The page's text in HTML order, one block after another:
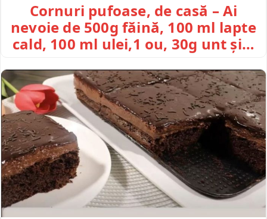
Cornuri pufoase, de casă – Ai
nevoie de 500g făină, 100 ml lapte
cald, 100 ml ulei,1 ou, 30g unt și…